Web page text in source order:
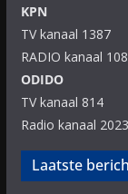
KPN
TV kanaal 1387
RADIO kanaal
ODIDO
TV kanaal 814
Radio kanaal 2023
Laatste